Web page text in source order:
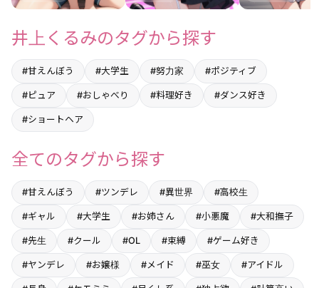
井上くるみのタグから探す
#甘えんぼう #大学生 #努力家 #ポジティブ
#ピュア #おしゃべり #料理好き #ダンス好き
#ショートヘア
全てのタグから探す
#甘えんぼう #ツンデレ #異世界 #高校生
#ギャル #大学生 #お姉さん #小悪魔 #大和撫子
#先生 #クール #OL #束縛 #ゲーム好き
#ヤンデレ #お嬢様 #メイド #巫女 #アイドル